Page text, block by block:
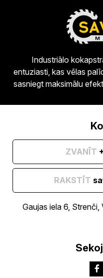
Industriālo
entuziasti, kas vēlas
sasniegt maksimālu
ZVANĪT
RAKSTĪT
Gaujas iela 6,